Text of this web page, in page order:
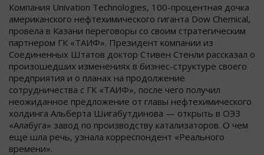
Компания Univation Technologies, 100-процентная дочка
американского нефтехимического гиганта Dow Chemical,
провела в Казани переговоры со своим стратегическим
партнером ГК «ТАИФ». Президент компании из
Соединенных Штатов доктор Стивен Стенли рассказал о
произошедших изменениях в бизнес-структуре своего
предприятия и о планах на продолжение
сотрудничества с ГК «ТАИФ», после чего получил
неожиданное предложение от главы нефтехимического
холдинга Альберта Шигабутдинова — открыть в ОЭЗ
«Алабуга» завод по производству катализаторов. О чем
еще шла речь, узнала корреспондент «Реального
времени».